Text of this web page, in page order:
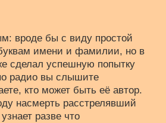
вроде бы с виду простой
имени и фамилии, но в
сделал успешную попытку
радио вы слышите
кто может быть её автор.
насмерть расстрелявший
разве что